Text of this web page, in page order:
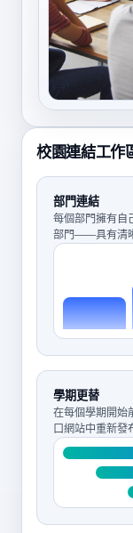
校園連結工作
部門連結
每個部門擁有
部門——具有清
學期更替
在每個學期開始
口網站中重新發